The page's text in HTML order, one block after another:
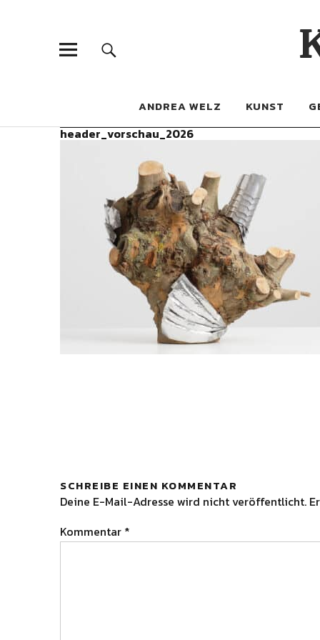
ANDREA WELZ KUNST
header_vorschau_2026
SCHREIBE EINEN KOMMENTAR
Deine E-Mail-Adresse wird nicht veröffentlicht.
Kommentar *